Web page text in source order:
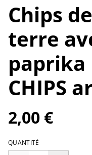
Chips
terre
paprika
CHIPS
2,00 €
QUANTITÉ